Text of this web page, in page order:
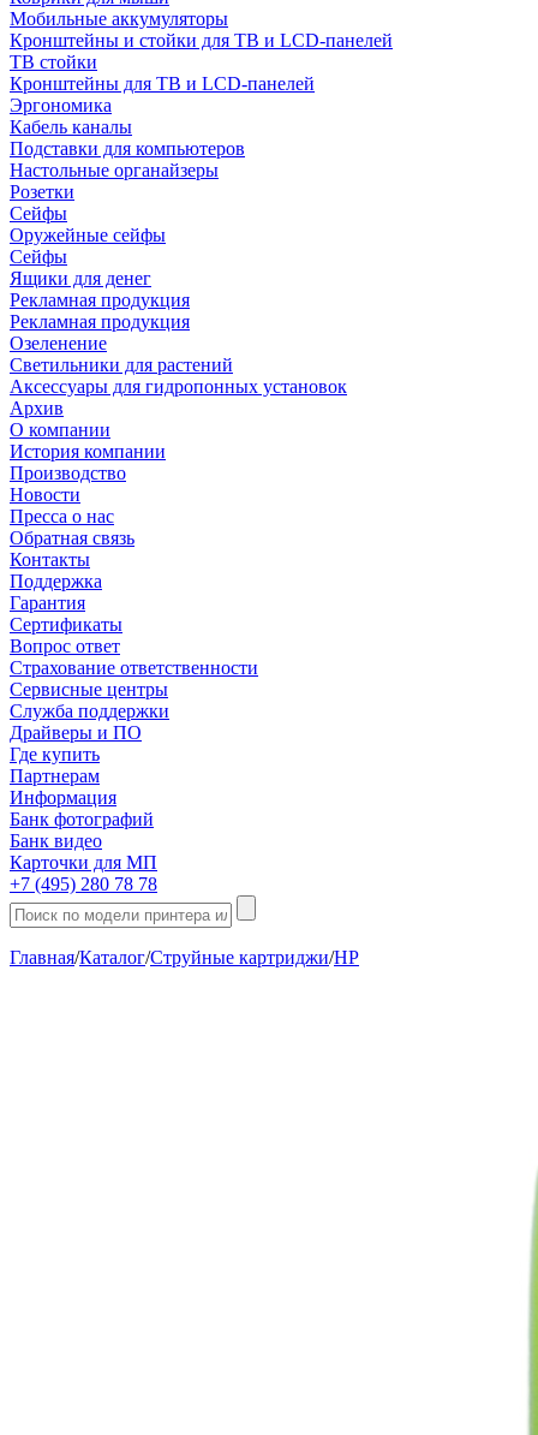
Мобильные аккумуляторы
Кронштейны и стойки для ТВ и LCD-панелей
ТВ стойки
Кронштейны для ТВ и LCD-панелей
Эргономика
Кабель каналы
Подставки для компьютеров
Настольные органайзеры
Розетки
Сейфы
Оружейные сейфы
Сейфы
Ящики для денег
Рекламная продукция
Рекламная продукция
Озеленение
Светильники для растений
Аксессуары для гидропонных установок
Архив
О компании
История компании
Производство
Новости
Пресса о нас
Обратная связь
Контакты
Поддержка
Гарантия
Сертификаты
Вопрос ответ
Страхование ответственности
Сервисные центры
Служба поддержки
Драйверы и ПО
Где купить
Партнерам
Информация
Банк фотографий
Банк видео
Карточки для МП
+7 (495) 280 78 78
Главная/Каталог/Струйные картриджи/HP